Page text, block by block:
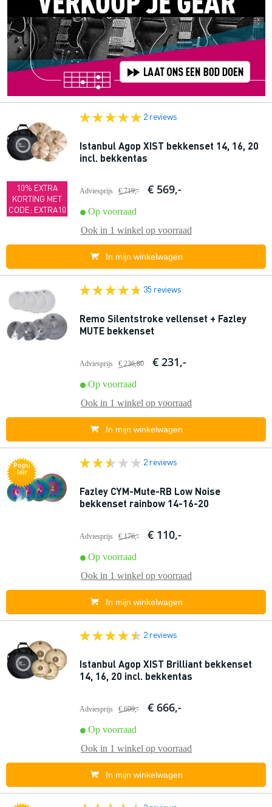
10% EXTRA
KORTING MET
CODE: EXTRA10
2 reviews
Istanbul Agop XIST bekkenset 14, 16, 20
incl. bekkentas
Adviesprijs € 719,- € 569,-
Op voorraad
Ook in 1 winkel op voorraad
In mijn winkelwagen
35 reviews
Remo Silentstroke vellenset + Fazley
MUTE bekkenset
Adviesprijs € 236,80 € 231,-
Op voorraad
Ook in 1 winkel op voorraad
In mijn winkelwagen
Popu
lair
2 reviews
Fazley CYM-Mute-RB Low Noise
bekkenset rainbow 14-16-20
Adviesprijs € 176,- € 110,-
Op voorraad
Ook in 1 winkel op voorraad
In mijn winkelwagen
2 reviews
Istanbul Agop XIST Brilliant bekkenset
14, 16, 20 incl. bekkentas
Adviesprijs € 699,- € 666,-
Op voorraad
Ook in 1 winkel op voorraad
In mijn winkelwagen